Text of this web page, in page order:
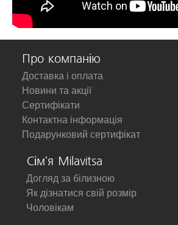
Про компанію
Доставка і оплата
Новини та акції
Сертифікати
Контактна інформація
Подарунковий сертифікат
Сім'я Milavitsa
Догляд за білизною
Як дізнатися свій розмір
Чоловікам